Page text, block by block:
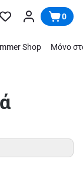
0
Shop Μόνο